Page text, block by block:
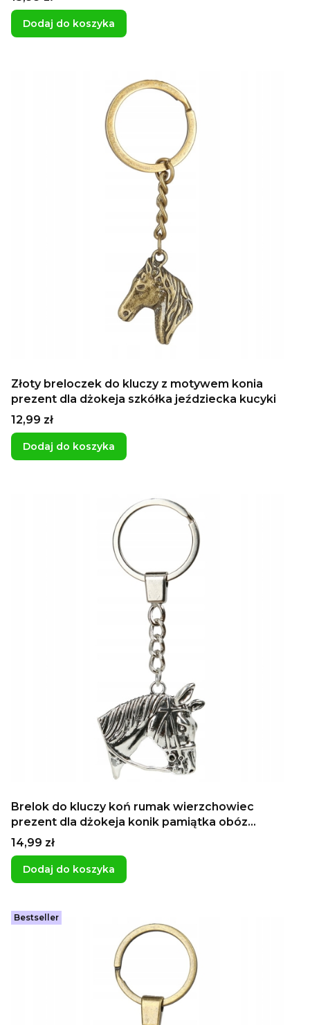
Dodaj do koszyka
Złoty breloczek do kluczy z motywem konia
prezent dla dżokeja szkółka jeździecka kucyki
Cena
12,99 zł
Dodaj do koszyka
Brelok do kluczy koń rumak wierzchowiec
prezent dla dżokeja konik pamiątka obóz
jeździecki
Cena
14,99 zł
Dodaj do koszyka
Bestseller